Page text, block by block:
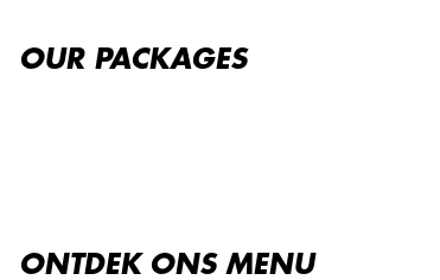
OUR PACKAGES
ONTDEK ONS ​​MENU